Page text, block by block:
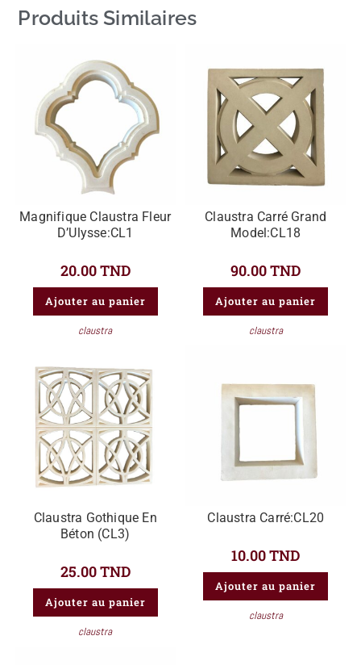
Produits Similaires
Magnifique Claustra Fleur
D’Ulysse:CL1
20.00TND
Ajouter au panier
claustra
Claustra Carré Grand
Model:CL18
90.00TND
Ajouter au panier
claustra
Claustra Gothique En
Béton (CL3)
25.00TND
Ajouter au panier
claustra
Claustra Carré:CL20
10.00TND
Ajouter au panier
claustra